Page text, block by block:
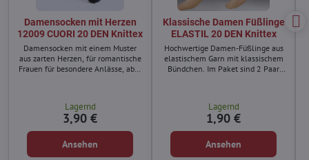
Damensocken mit Herzen
12009 CUORI 20 DEN Knittex
Damensocken mit einem Muster
aus zarten Herzen, für romantische
Frauen für besondere Anlässe, aber
Lagernd
3,90 €
Ansehen
Klassische Damen Füßlinge
ELASTIL 20 DEN Knittex
Hochwertige Damen-Füßlinge aus
elastischem Garn mit klassischem
Bündchen. Im Paket sind 2 Paar
Lagernd
1,90 €
Ansehen